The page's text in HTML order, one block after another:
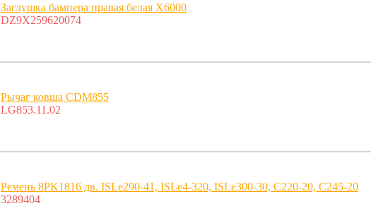
Заглушка бампера правая белая X6000
DZ9X259620074
Рычаг ковша CDM855
LG853.11.02
Ремень 8PK1816 дв. ISLe290-41, ISLe4-320, ISLe300-30, C220-20, C245-20
3289404